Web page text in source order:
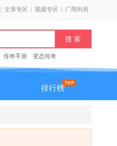
文章专区 视频专区 厂商列表
传奇手游 变态传奇
排行榜